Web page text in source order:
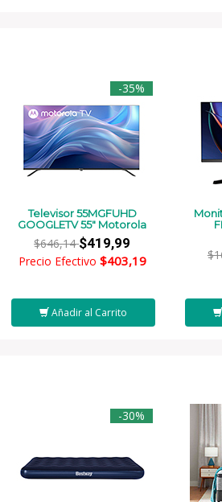
-35%
Televisor 55MGFUHD
GOOGLETV 55" Motorola
$646,14$419,99
Precio Efectivo $403,19
Añadir al Carrito
-30%